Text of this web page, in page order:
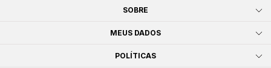
SOBRE
MEUS DADOS
POLÍTICAS